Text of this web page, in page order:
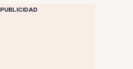
PUBLICIDAD